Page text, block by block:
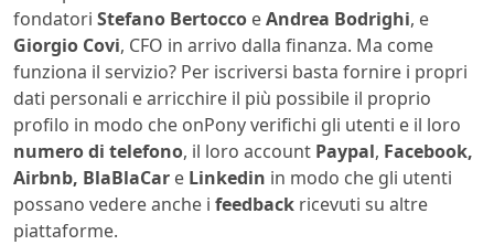
fondatori Stefano Bertocco eAndrea Bodrighi, e
Giorgio Covi, CFO in arrivo dalla finanza. Ma come
funziona il servizio? Per iscriversi basta fornire i propri
dati personali e arricchire il più possibile il proprio
profilo in modo che onPony verifichi gli utenti e il loro
numero di telefono, il loro account Paypal, Facebook,
Airbnb, BlaBlaCar e Linkedin in modo che gli utenti
possano vedere anche i feedback ricevuti su altre
piattaforme.